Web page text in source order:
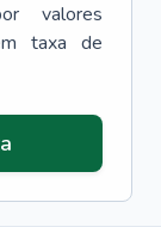
valores
taxa de